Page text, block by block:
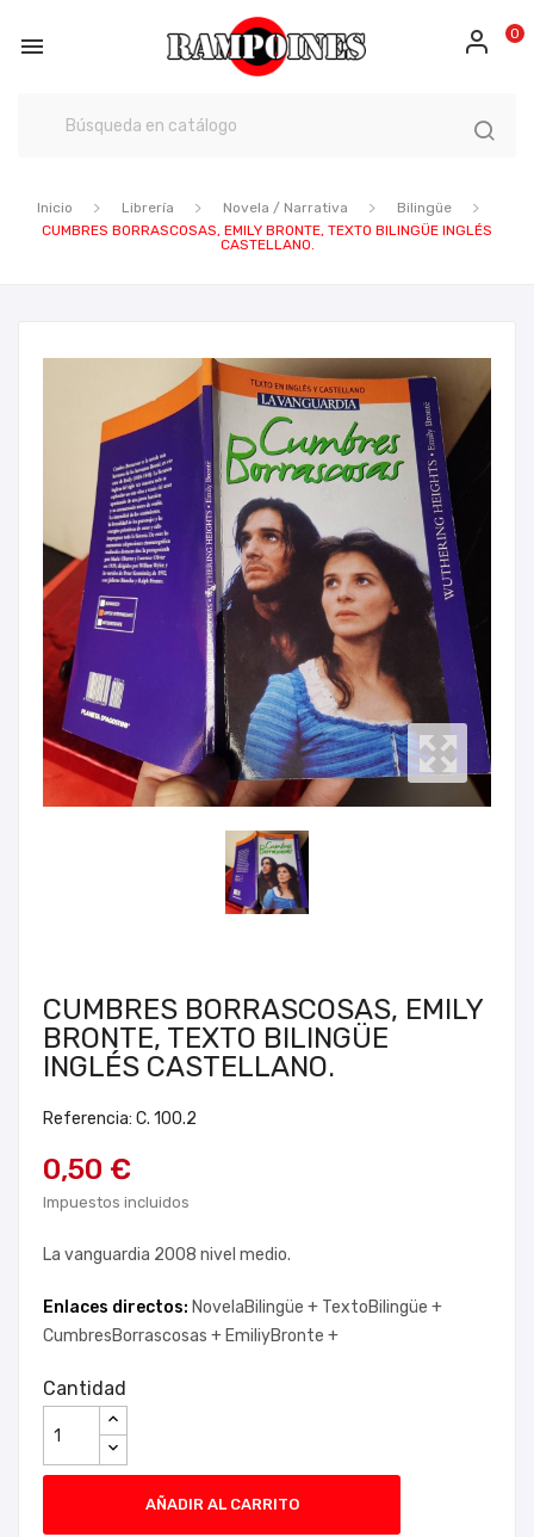
 0
Inicio Librería Novela / Narrativa
Bilingüe
CUMBRES BORRASCOSAS, EMILY BRONTE, TEXTO BILINGÜE INGLÉS
CASTELLANO.
CUMBRES BORRASCOSAS, EMILY
BRONTE, TEXTO BILINGÜE
INGLÉS CASTELLANO.
Referencia: C. 100.2
0,50 €
Impuestos incluidos
La vanguardia 2008 nivel medio.
Enlaces directos: NovelaBilingüe + TextoBilingüe +
CumbresBorrascosas + EmiliyBronte +
Cantidad
AÑADIR AL CARRITO